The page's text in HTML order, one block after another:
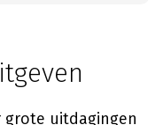
grote uitdagingen